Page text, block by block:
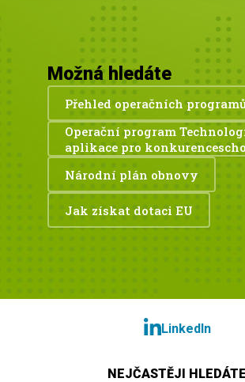
Možná hledáte
Přehled operačních
Operační program
aplikace pro
Národní plán obnovy
Jak získat dotaci EU
LinkedIn
NEJČASTĚJI HLEDÁTE